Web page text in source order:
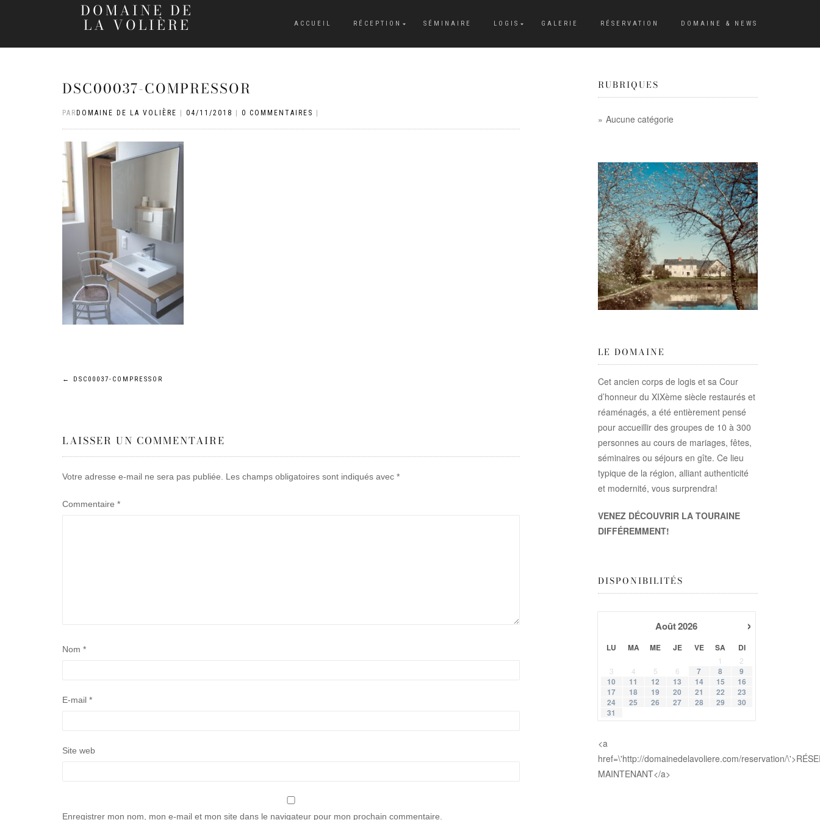
DOMAINE DE
LA VOLIÈRE ACCUEIL RÉCEPTION SÉMINAIRE LOGIS GALERIE RÉSERVATION DOMAINE & NEWS
DSC00037-COMPRESSOR
PAR DOMAINE DE LA VOLIÈRE 04/11/2018 0 COMMENTAIRES
Navigation
l’article
← DSC00037-COMPRESSOR
LAISSER UN COMMENTAIRE
Votre adresse e-mail ne sera pas publiée. Les champs obligatoires sont indiqués avec *
Commentaire *
Nom *
E-mail *
Site web
Enregistrer mon nom, mon e-mail et mon site dans le navigateur pour mon prochain commentaire.
RUBRIQUES
Aucune catégorie
LE DOMAINE
Cet ancien corps de logis et sa Cour
d’honneur du XIXème siècle restaurés et
réaménagés, a été entièrement pensé
pour accueillir des groupes de 10 à 300
personnes au cours de mariages, fêtes,
séminaires ou séjours en gîte. Ce lieu
typique de la région, alliant authenticité
et modernité, vous surprendra!
VENEZ DÉCOUVRIR LA TOURAINE
DIFFÉREMMENT!
DISPONIBILITÉS
›
Août2026
LU MA ME JE VE SA DI
1
2
3
4 5 6 7 8
9
10
11 12 13 14 15
16
17
18 19 20 21 22
23
24
25 26 27 28 29
30
31
<a
href=\'http://domainedelavoliere.com/reservation/
MAINTENANT</a>